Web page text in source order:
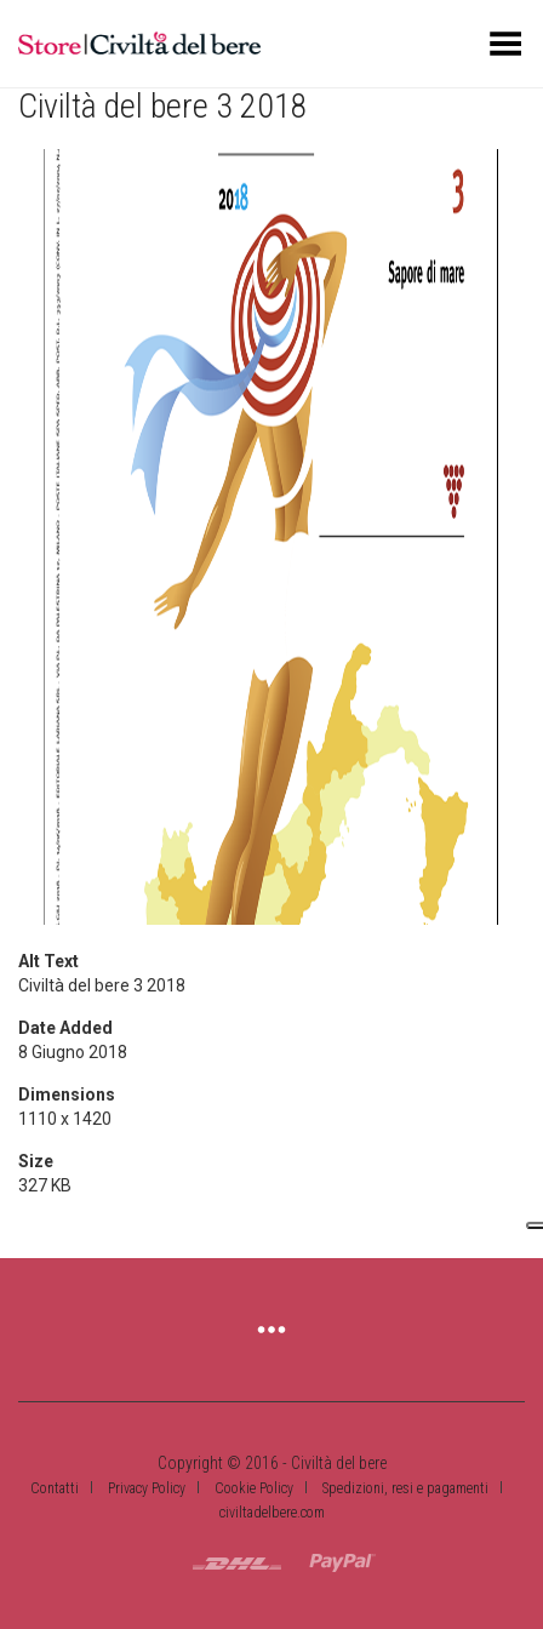
Toggle Menu
Civiltà del bere 3 2018
Alt Text
Civiltà del bere 3 2018
Date Added
8 Giugno 2018
Dimensions
1110 x 1420
Size
327 KB
Copyright © 2016 - Civiltà del bere
Contatti Privacy Policy Cookie Policy
Spedizioni, resi e pagamenti
civiltadelbere.com